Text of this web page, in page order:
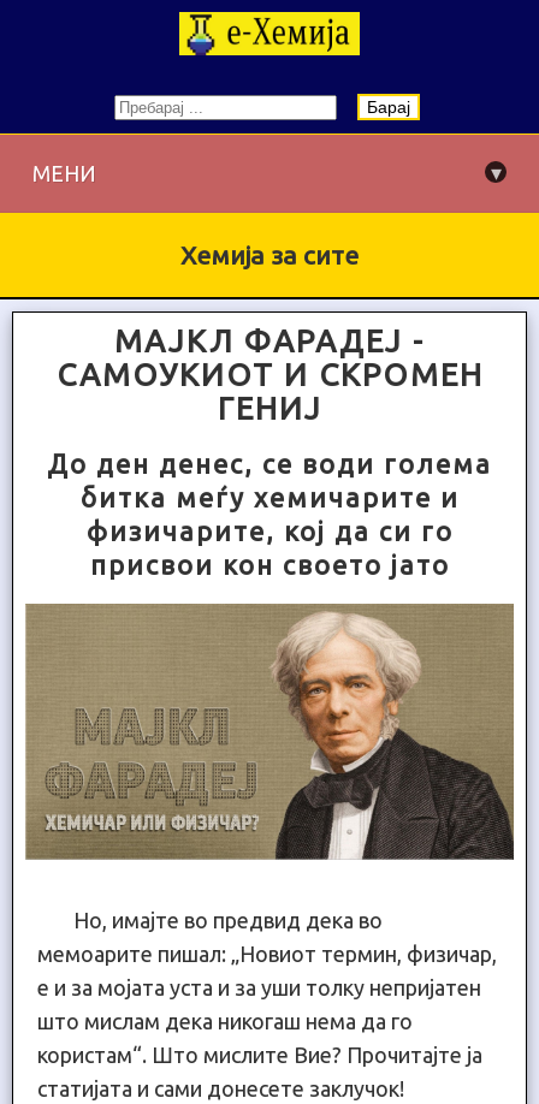
Барај
МЕНИ ▾
Хемија за сите
МАЈКЛ ФАРАДЕЈ -
САМОУКИОТ И СКРОМЕН
ГЕНИЈ
До ден денес, се води голема
битка меѓу хемичарите и
физичарите, кој да си го
присвои кон своето јато
Но, имајте во предвид дека во
мемоарите пишал: „Новиот термин, физичар,
е и за мојата уста и за уши толку непријатен
што мислам дека никогаш нема да го
користам“. Што мислите Вие? Прочитајте ја
статијата и сами донесете заклучок!